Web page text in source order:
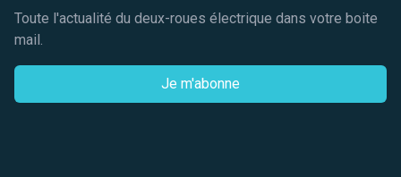
Toute l'actualité du deux-roues électrique dans votre boite
mail.
Je m'abonne